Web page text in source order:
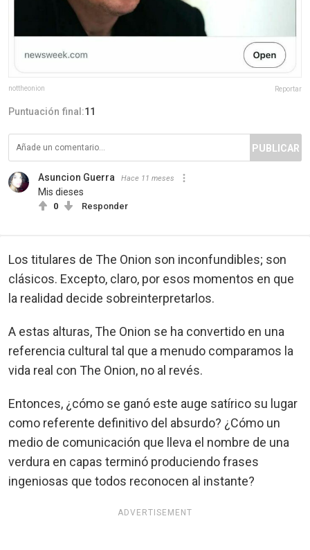
nottheonion Reportar
Puntuación final:11
PUBLICAR
Asuncion Guerra Hace 11 meses
Mis dieses
0 Responder
Los titulares de The Onion son inconfundibles; son
clásicos. Excepto, claro, por esos momentos en que
la realidad decide sobreinterpretarlos.
A estas alturas, The Onion se ha convertido en una
referencia cultural tal que a menudo comparamos la
vida real con The Onion, no al revés.
Entonces, ¿cómo se ganó este auge satírico su lugar
como referente definitivo del absurdo? ¿Cómo un
medio de comunicación que lleva el nombre de una
verdura en capas terminó produciendo frases
ingeniosas que todos reconocen al instante?
ADVERTISEMENT